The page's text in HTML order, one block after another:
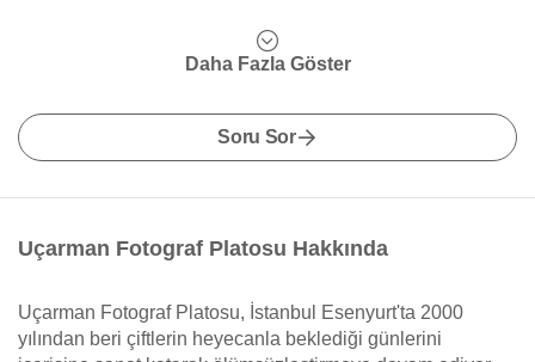
Daha Fazla Göster
Soru Sor
Uçarman Fotograf Platosu Hakkında
Uçarman Fotograf Platosu, İstanbul Esenyurt'ta 2000
yılından beri çiftlerin heyecanla beklediği günlerini